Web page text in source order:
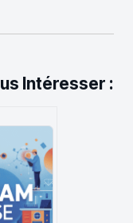
Intéresser :